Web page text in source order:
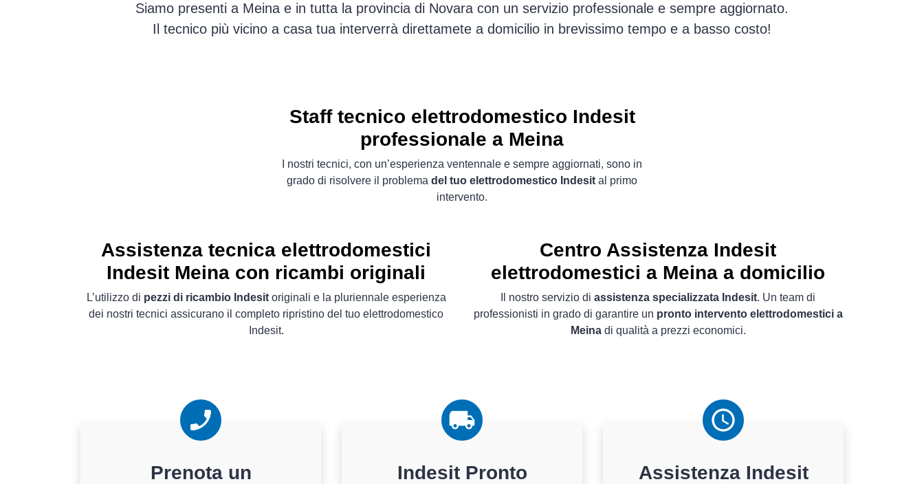
Siamo presenti a Meina e in tutta la provincia di Novara con un servizio professionale e sempre aggiornato.
Il tecnico più vicino a casa tua interverrà direttamete a domicilio in brevissimo tempo e a basso costo!
Staff tecnico elettrodomestico Indesit
professionale a Meina
I nostri tecnici, con un’esperienza ventennale e sempre aggiornati, sono in
grado di risolvere il problema del tuo elettrodomestico Indesit al primo
intervento.
Assistenza tecnica elettrodomestici
Indesit Meina con ricambi originali
L’utilizzo di pezzi di ricambio Indesitoriginali e la pluriennale esperienza
dei nostri tecnici assicurano il completo ripristino del tuo elettrodomestico
Indesit.
Centro Assistenza Indesit
elettrodomestici a Meina a domicilio
Il nostro servizio di assistenza specializzata Indesit. Un team di
professionisti in grado di garantire un pronto intervento elettrodomestici a
Meinadi qualità a prezzi economici.
Prenota un
Indesit Pronto
Assistenza Indesit